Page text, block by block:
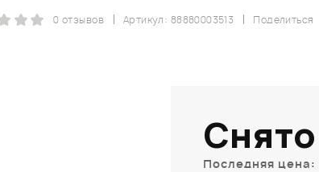
Поделиться
Артикул: 88880003513
0 отзывов
Последняя цена: